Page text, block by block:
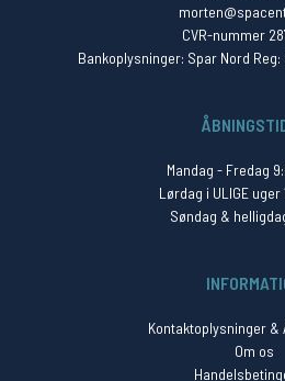
CVR-nummer
Bankoplysninger: Spar Nord Reg:
Mandag - Fredag
Lørdag i ULIGE uger
Søndag &
Kontaktoplysninger &
Om os